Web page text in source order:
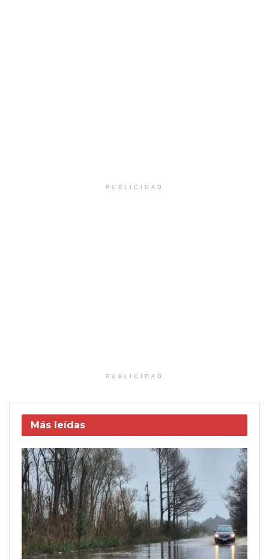
PUBLICIDAD
PUBLICIDAD
Más leídas